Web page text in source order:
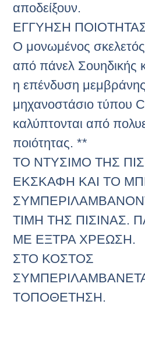
αποδείξουν.
ΕΓΓΥΗΣΗ
Ο μονωμένος σκελετός
από πάνελ Σουηδικής
η επένδυση
μηχανοστάσιο τύπου
καλύπτονται από
ποιότητας. **
ΤΟ ΝΤΥΣΙΜΟ ΤΗΣ
ΕΚΣΚΑΦΗ ΚΑΙ ΤΟ
ΤΙΜΗ ΤΗΣ ΠΙΣΙΝΑΣ.
ΜΕ ΕΞΤΡΑ ΧΡΕΩΣΗ.
ΣΤΟ ΚΟΣΤΟΣ
ΤΟΠΟΘΕΤΗΣΗ.